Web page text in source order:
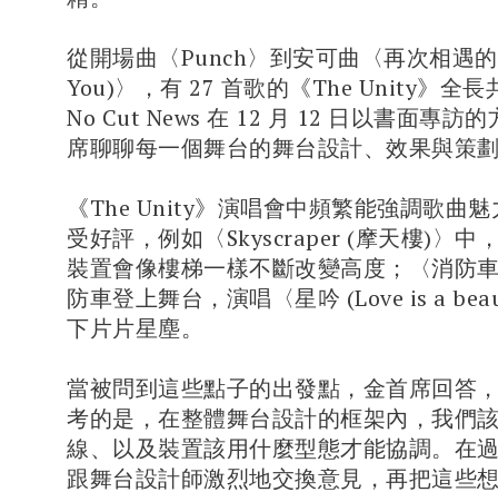
從開場曲〈Punch〉到安可曲〈再次相遇
You)〉，有 27 首歌的《The Unity》全長
No Cut News 在 12 月 12 日以書面專訪的
席聊聊每一個舞台的舞台設計、效果與策
《The Unity》演唱會中頻繁能強調歌曲
受好評，例如〈Skyscraper (摩天樓)〉中
裝置會像樓梯一樣不斷改變高度；〈消防
防車登上舞台，演唱〈星吟 (Love is a
下片片星塵。
當被問到這些點子的出發點，金首席回答
考的是，在整體舞台設計的框架內，我們
線、以及裝置該用什麼型態才能協調。在
跟舞台設計師激烈地交換意見，再把這些